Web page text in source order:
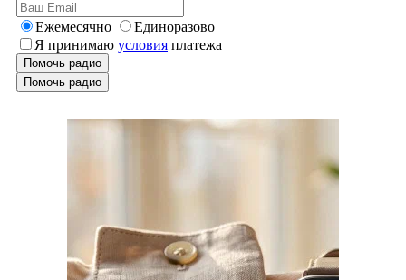
Ежемесячно
Единоразово
Я принимаю условия платежа
Помочь радио
Помочь радио